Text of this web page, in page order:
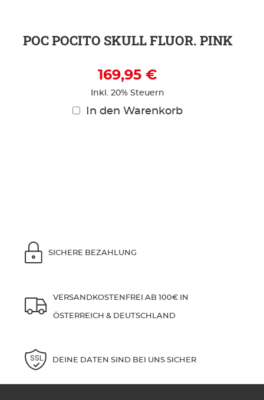
POC POCITO SKULL FLUOR. PINK
169,95 €
Inkl. 20% Steuern
In den Warenkorb
SICHERE BEZAHLUNG
VERSANDKOSTENFREI AB 100€ IN
ÖSTERREICH & DEUTSCHLAND
DEINE DATEN SIND BEI UNS SICHER